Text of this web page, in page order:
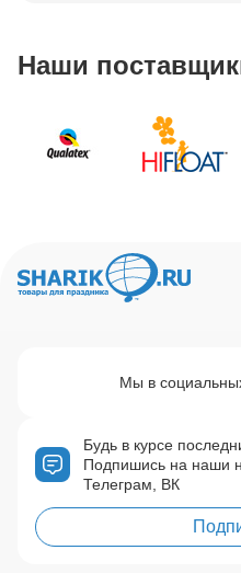
Наши
Будь в курсе
Подпишись на наши
Телеграм, ВК
Мы в